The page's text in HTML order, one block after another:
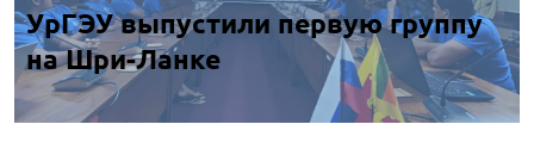
УрГЭУ выпустили первую группу
на Шри-Ланке